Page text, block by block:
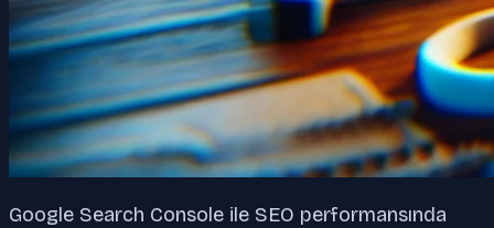
Google Search Console ile SEO performansında